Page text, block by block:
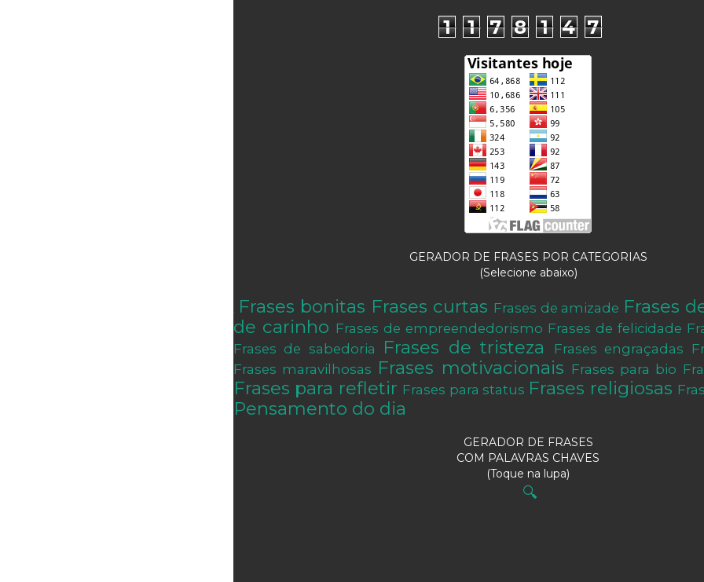
1 1 7 8 1 4 7
GERADOR DE FRASES POR CATEGORIAS
(Selecione abaixo)
Frases bonitas Frases curtas Frases de amizade Frases
de carinho Frases de empreendedorismo Frases de felicidade
Frases de sabedoria
Frases de tristeza Frases engraçadas
Frases maravilhosas Frases motivacionais Frases para bio
Frases para refletir Frases para status Frases religiosas
Pensamento do dia
GERADOR DE FRASES
COM PALAVRAS CHAVES
(Toque na lupa)
🔍